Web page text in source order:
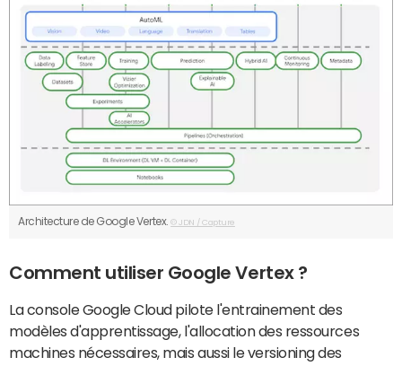
Architecture de Google Vertex.© JDN / Capture
Comment utiliser Google Vertex ?
La console Google Cloud pilote l'entrainement des
modèles d'apprentissage, l'allocation des ressources
machines nécessaires, mais aussi le versioning des